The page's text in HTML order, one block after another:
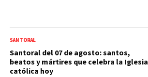
SANTORAL
Santoral del 07 de agosto: santos,
beatos y mártires que celebra la Iglesia
católica hoy